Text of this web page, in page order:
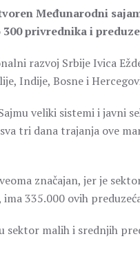
Međunarodni
privrednika i
razvoj Srbije Ivica
Indije, Bosne i
veliki sistemi i javni
tri dana trajanja ove
značajan, jer je
335.000 ovih
sektor malih i srednjih